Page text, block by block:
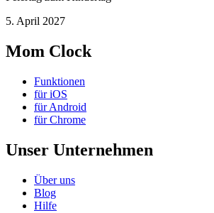
5. April 2027
Mom Clock
Funktionen
für iOS
für Android
für Chrome
Unser Unternehmen
Über uns
Blog
Hilfe